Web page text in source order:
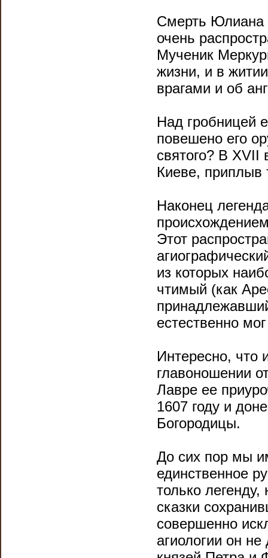
Смерть Юлиана
очень
Мученик
жизни, и в
врагами и об
Над гробницей
повешено его
святого? В XVII
Киеве, приплыв
Наконец
Этот
из которых
чтимый (как
естественно
Интересно, что
главоношении
Лавре ее
1607 году и
Богородицы.
До сих пор мы
единственное
только
сказки
совершенно
агиологии он